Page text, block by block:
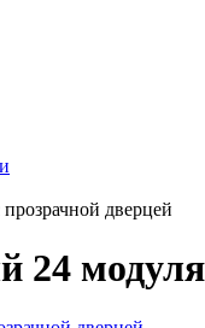
дверцей
24